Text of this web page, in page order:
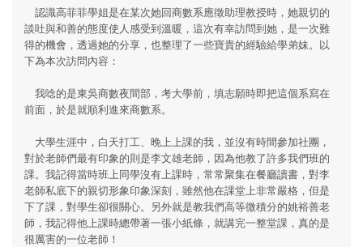
認識高菲菲學姐是在某次她回商數系應徵助理教授時，她親切的
談吐與和善的態度使人感受到溫暖，這次有幸訪問到她，是一次難
得的機會，透過她的分享，也整理了一些寶貴的經驗給學弟妹。以
下為本次訪問內容：
我唸的是東吳商數夜間部，考大學前，填志願時即把這個系寫在
前面，於是就順利進來商數系。
大學生涯中，白天打工、晚上上課的我，並沒有時間參加社團，
對於老師們最有印象的則是李文雄老師，因為他教了許多我們班的
課。我記得當時班上同學沒有上課時，常常聚集在餐廳讀書，對李
老師私底下的親切形象印象深刻，雖然他在課堂上非常嚴格，但是
下了課，對學生卻很關心。另外就是教我們高等微積分的姚裕善老
師，我記得他上課時總帶著一張小紙條，就講完一整堂課，真的是
很厲害的一位老師！